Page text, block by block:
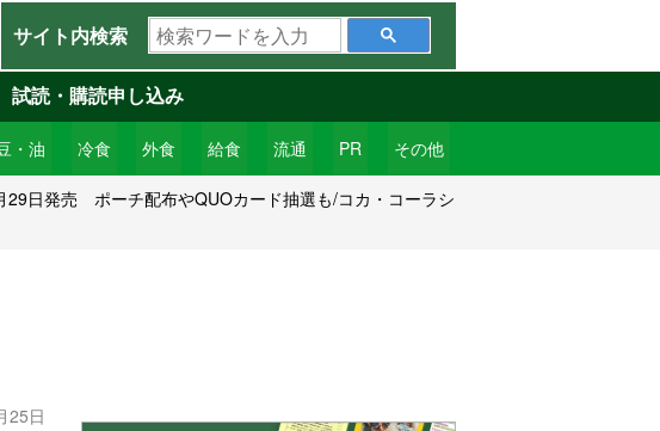
サイト内検索
検
索
ワ
ー
ド
を
入
・油 冷食 外食 給食 流通 PR その他
試読・購読申し込み
29日発売 ポーチ配布やQUOカード抽選も/コカ・コーラシ
25日